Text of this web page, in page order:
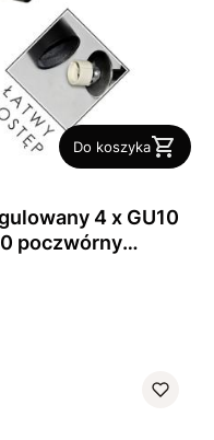
Do koszyka
4 x GU10
poczwórny